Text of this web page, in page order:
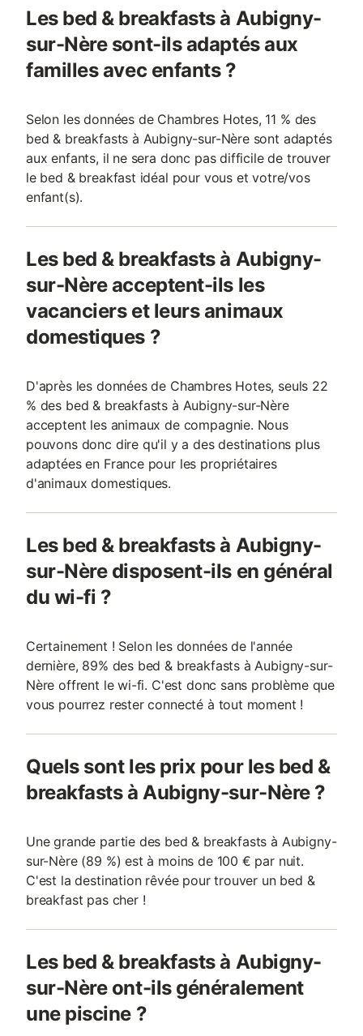
Les bed & breakfasts à Aubigny-
sur-Nère sont-ils adaptés aux
familles avec enfants ?
Selon les données de Chambres Hotes, 11 % des
bed & breakfasts à Aubigny-sur-Nère sont adaptés
aux enfants, il ne sera donc pas difficile de trouver
le bed & breakfast idéal pour vous et votre/vos
enfant(s).
Les bed & breakfasts à Aubigny-
sur-Nère acceptent-ils les
vacanciers et leurs animaux
domestiques ?
D'après les données de Chambres Hotes, seuls 22
% des bed & breakfasts à Aubigny-sur-Nère
acceptent les animaux de compagnie. Nous
pouvons donc dire qu'il y a des destinations plus
adaptées en France pour les propriétaires
d'animaux domestiques.
Les bed & breakfasts à Aubigny-
sur-Nère disposent-ils en général
du wi-fi ?
Certainement ! Selon les données de l'année
dernière, 89% des bed & breakfasts à Aubigny-sur-
Nère offrent le wi-fi. C'est donc sans problème que
vous pourrez rester connecté à tout moment !
Quels sont les prix pour les bed &
breakfasts à Aubigny-sur-Nère ?
Une grande partie des bed & breakfasts à Aubigny-
sur-Nère (89 %) est à moins de 100 € par nuit.
C'est la destination rêvée pour trouver un bed &
breakfast pas cher !
Les bed & breakfasts à Aubigny-
sur-Nère ont-ils généralement
une piscine ?